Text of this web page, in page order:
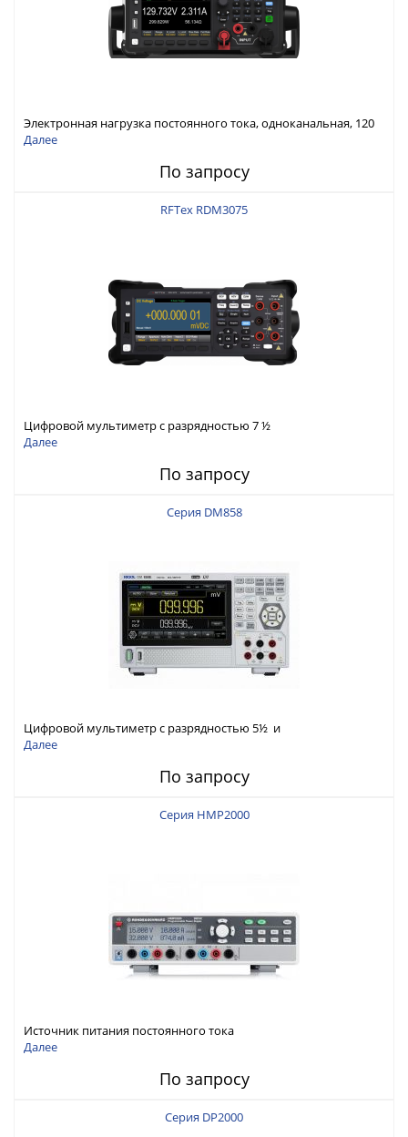
Электронная нагрузка постоянного тока, одноканальная, 120
В, 60 А, 300 Вт
Далее
По запросу
RFTex RDM3075
Цифровой мультиметр с разрядностью 7 ½
Далее
По запросу
Серия DM858
Цифровой мультиметр с разрядностью 5½ и
интерфейсами USB-device, USB-host, LAN и Web control
Далее
По запросу
Серия HMP2000
Источник питания постоянного тока
Далее
По запросу
Серия DP2000